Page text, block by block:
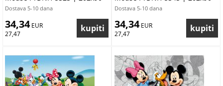
cm
Dostava 5-10 dana
34,34 EUR
27,47
cm
Dostava 5-10 dana
34,34 EUR
27,47